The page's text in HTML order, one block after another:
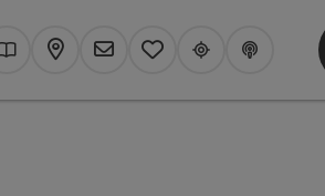
Kataloge
KarteNewsletter
MerkzettelUpperguide
Podcast